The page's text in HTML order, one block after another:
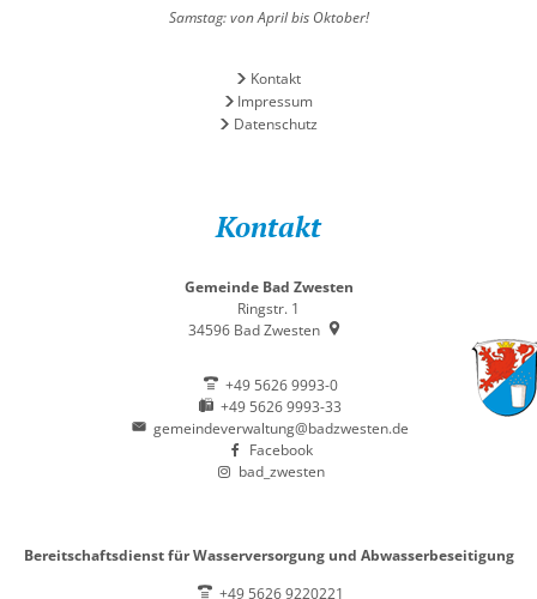
Samstag: von April bis Oktober!
Kontakt
Impressum
Datenschutz
Kontakt
Gemeinde Bad Zwesten
Ringstr. 1
34596 Bad Zwesten
+49 5626 9993-0
+49 5626 9993-33
gemeindeverwaltung@badzwesten.de
Facebook
bad_zwesten
Bereitschaftsdienst für Wasserversorgung und Abwasserbeseitigung
+49 5626 9220221